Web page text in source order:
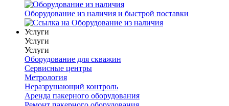
Оборудование из наличия и быстрой поставки
Услуги
Услуги
Услуги
Оборудование для скважин
Сервисные центры
Метрология
Неразрушающий контроль
Аренда пакерного оборудования